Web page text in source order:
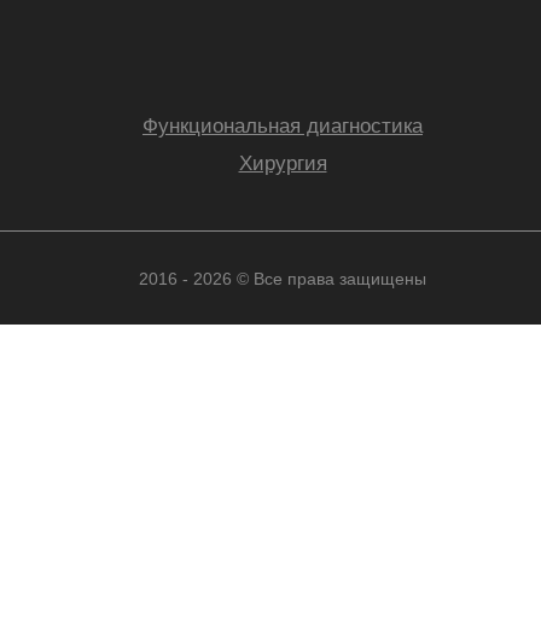
Функциональная диагностика
Хирургия
2016 - 2026 © Все права защищены